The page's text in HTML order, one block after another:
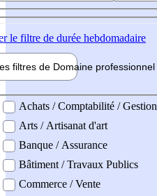
le filtre de durée hebdomadaire
filtres de Domaine professionnel
professionel
Achats / Comptabilité / Gestion
Arts / Artisanat d'art
Banque / Assurance
Bâtiment / Travaux Publics
Commerce / Vente